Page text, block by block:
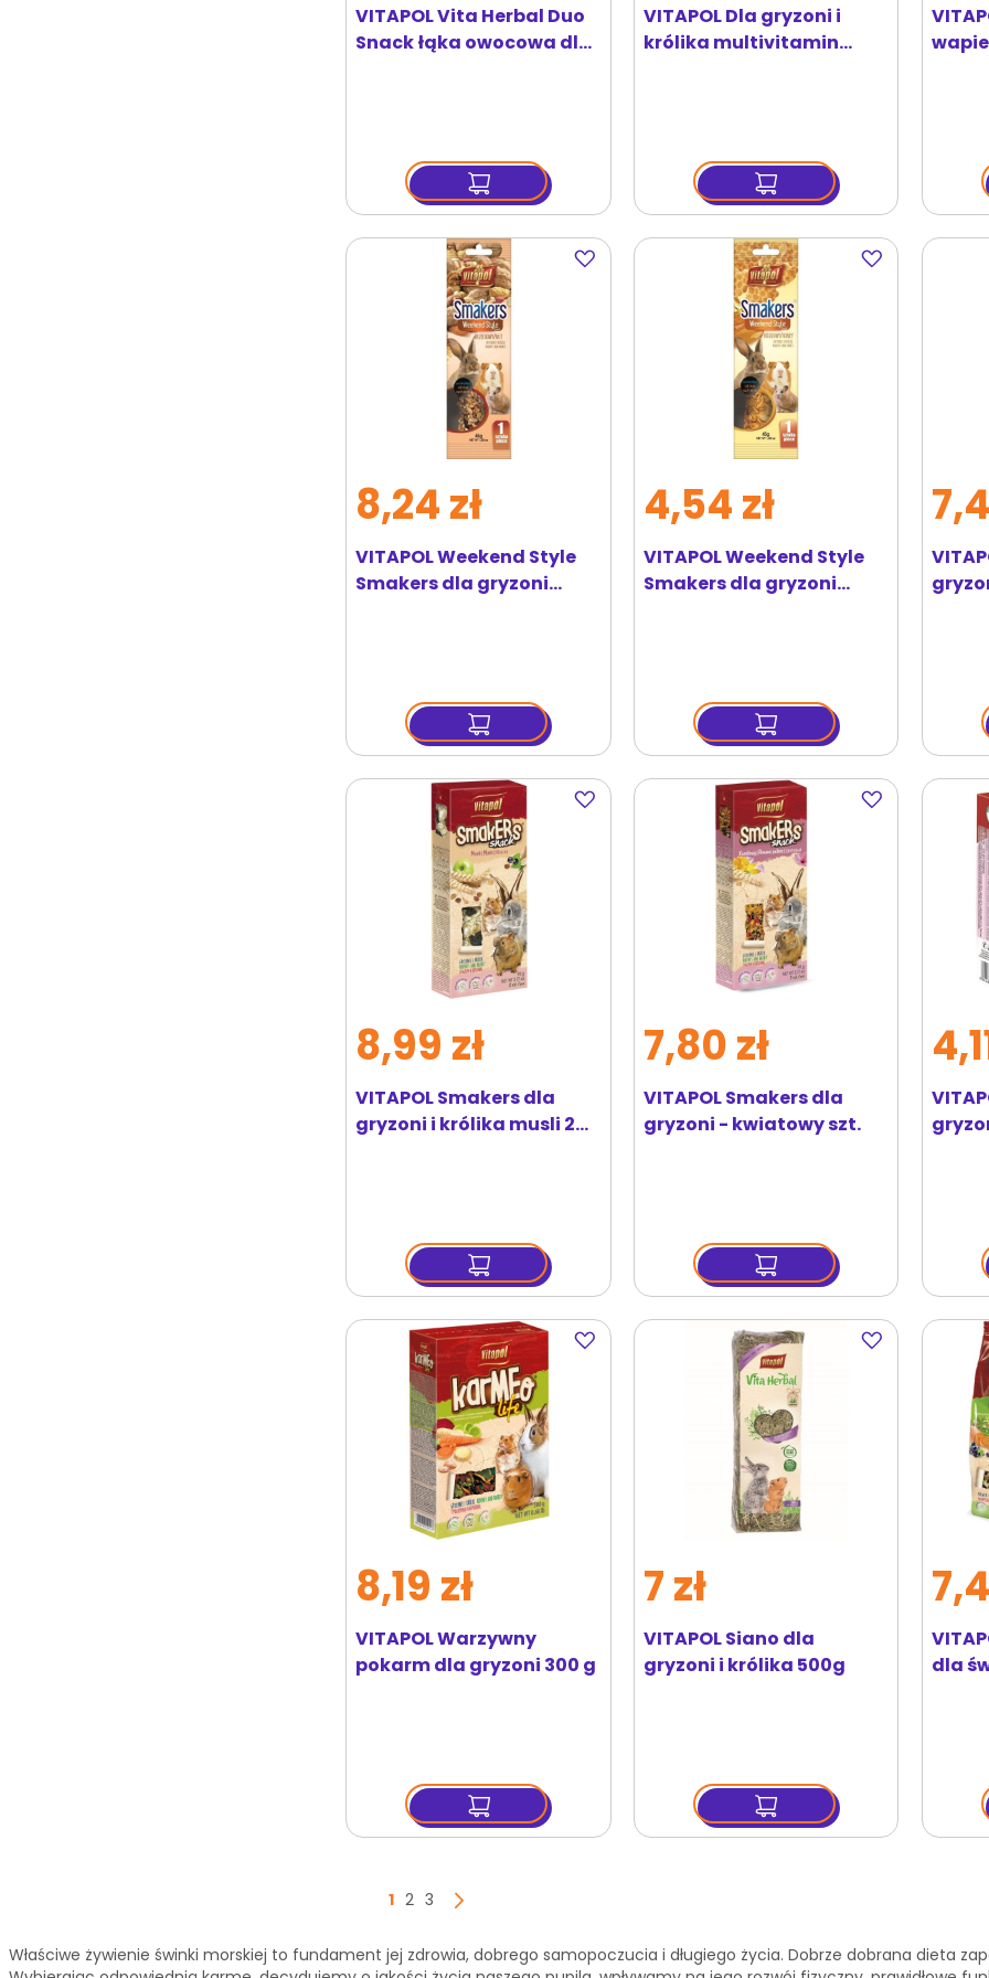
VITAPOL Vita Herbal Duo
Snack łąka owocowa dla
VITAPOL Dla gryzoni i
królika multivitamin
Dodaj
do
VITAPOL Weekend Style
Smakers dla gryzoni
8,24 zł
Dodaj
do
VITAPOL Weekend Style
Smakers dla gryzoni
4,54 zł
Dodaj
do
VITAPOL Smakers dla
gryzoni i królika musli 2
8,99 zł
Dodaj
do
VITAPOL Smakers dla
gryzoni - kwiatowy szt.
7,80 zł
Dodaj
do
VITAPOL Warzywny
pokarm dla gryzoni 300 g
8,19 zł
Dodaj
do
VITAPOL Siano dla
gryzoni i królika 500g
7 zł
dla
Strona
Aktualnie czytasz stronę
1 Strona
2 Strona
3
Właściwe żywienie świnki morskiej to fundament jej zdrowia, dobrego samopoczucia i długiego życia. Dobrze dobrana dieta